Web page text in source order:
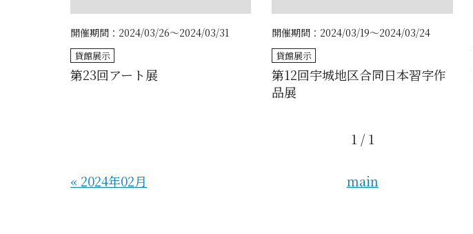
第23回アート展
開催期間：2024/03/26～2024/03/31
貸館展示
第12回宇城地区合同日本習字作
品展
開催期間：2024/03/19～2024/03/24
貸館展示
1 / 1
« 2024年02月 main